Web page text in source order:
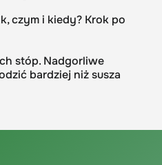
czym i kiedy? Krok po
stóp. Nadgorliwe
bardziej niż susza